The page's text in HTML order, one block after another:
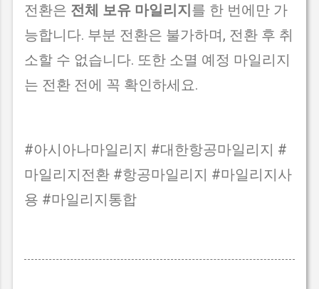
전환은 전체 보유 마일리지를 한 번에만 가
능합니다. 부분 전환은 불가하며, 전환 후 취
소할 수 없습니다. 또한 소멸 예정 마일리지
는 전환 전에 꼭 확인하세요.
#아시아나마일리지 #대한항공마일리지 #
마일리지전환 #항공마일리지 #마일리지사
용 #마일리지통합